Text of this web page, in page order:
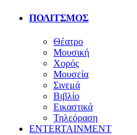
ΠΟΛΙΤΣΜΟΣ
Θέατρο
Μουσική
Χορός
Μουσεία
Σινεμά
Βιβλίο
Εικαστικά
Τηλεόραση
ENTERTAINMENT